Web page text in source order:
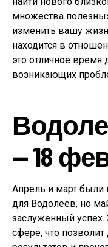
множества
изменить вашу
находится в
это отличное время
возникающих
— 18
Апрель и март были
для Водолеев, но
заслуженный
сфере, что